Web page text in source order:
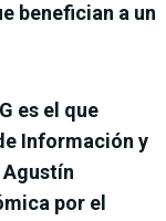
benefician a un
es el que
Información y
Agustín
por el